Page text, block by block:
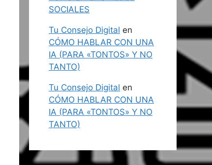
SOCIALES
Tu Consejo Digital en
CÓMO HABLAR CON UNA
IA (PARA «TONTOS» Y NO
TANTO)
Tu Consejo Digital en
CÓMO HABLAR CON UNA
IA (PARA «TONTOS» Y NO
TANTO)